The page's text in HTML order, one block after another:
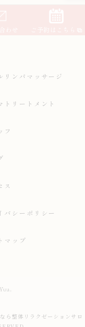
リンパマッサージ
トリートメント
フ
ス
バシーポリシー
マップ
ら整体リラクゼーションサロ